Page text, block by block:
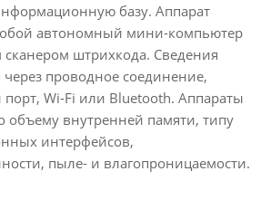
базу. Аппарат
автономный мини-компьютер
штрихкода. Сведения
через проводное соединение,
Wi-Fi или Bluetooth. Аппараты
объему внутренней памяти, типу
интерфейсов,
пыле- и влагопроницаемости.